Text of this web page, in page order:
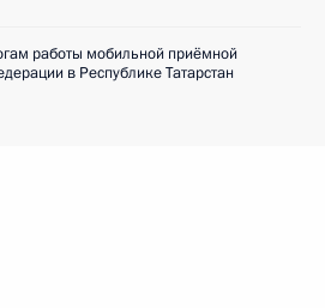
работы мобильной приёмной
в Республике Татарстан